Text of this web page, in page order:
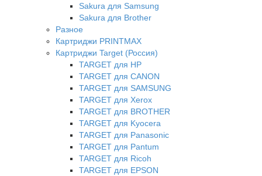
Sakura для Samsung
Sakura для Brother
Разное
Картриджи PRINTMAX
Картриджи Target (Россия)
TARGET для HP
TARGET для CANON
TARGET для SAMSUNG
TARGET для Xerox
TARGET для BROTHER
TARGET для Kyocera
TARGET для Panasonic
TARGET для Pantum
TARGET для Ricoh
TARGET для EPSON